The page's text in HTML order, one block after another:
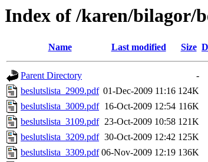
Index of /karen/bilagor/
Name Last modified Size
Parent Directory
-
beslutslista_2909.pdf 01-Dec-2009 11:16 124K
beslutslista_3009.pdf 16-Oct-2009 12:54 116K
beslutslista_3109.pdf 23-Oct-2009 10:58 121K
beslutslista_3209.pdf 30-Oct-2009 12:42 125K
beslutslista_3309.pdf 06-Nov-2009 12:19 136K